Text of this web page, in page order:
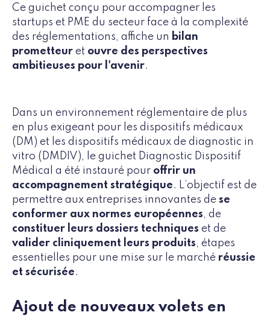
Ce guichet conçu pour accompagner les
startups et PME du secteur face à la complexité
des réglementations, affiche un bilan
prometteur et ouvre des perspectives
ambitieuses pour l'avenir.
Dans un environnement réglementaire de plus
en plus exigeant pour les dispositifs médicaux
(DM) et les dispositifs médicaux de diagnostic in
vitro (DMDIV), le guichet Diagnostic Dispositif
Médical a été instauré pour offrir un
accompagnement stratégique. L’objectif est de
permettre aux entreprises innovantes de se
conformer aux normes européennes, de
constituer leurs dossiers techniques et de
valider cliniquement leurs produits, étapes
essentielles pour une mise sur le marché réussie
et sécurisée.
Ajout de nouveaux volets en